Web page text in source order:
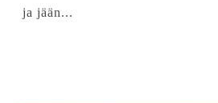
ja jään...